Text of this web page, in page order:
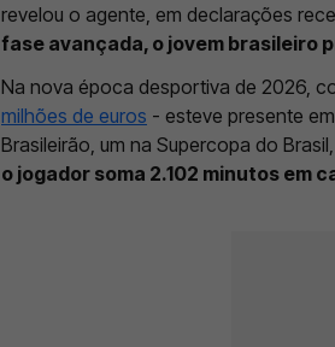
revelou o agente, em declarações
fase avançada, o jovem brasileiro
Na nova época desportiva de 2026,
milhões de euros - esteve presente
Brasileirão, um na Supercopa do
o jogador soma 2.102 minutos em